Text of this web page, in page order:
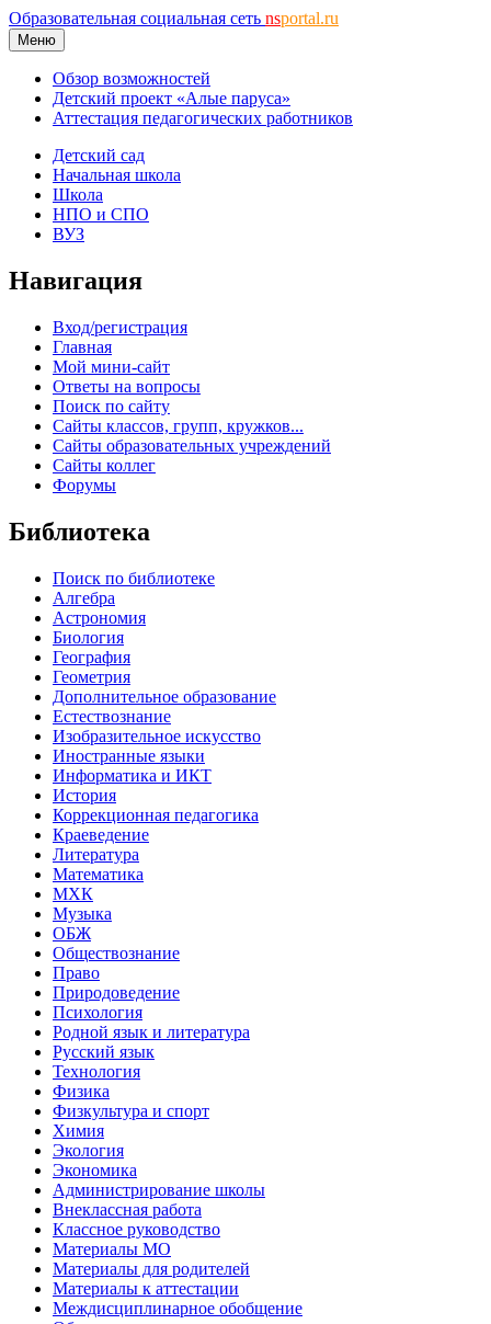
Образовательная социальная сеть nsportal.ru
Меню
Обзор возможностей
Детский проект «Алые паруса»
Аттестация педагогических работников
Детский сад
Начальная школа
Школа
НПО и СПО
ВУЗ
Навигация
Вход/регистрация
Главная
Мой мини-сайт
Ответы на вопросы
Поиск по сайту
Сайты классов, групп, кружков...
Сайты образовательных учреждений
Сайты коллег
Форумы
Библиотека
Поиск по библиотеке
Алгебра
Астрономия
Биология
География
Геометрия
Дополнительное образование
Естествознание
Изобразительное искусство
Иностранные языки
Информатика и ИКТ
История
Коррекционная педагогика
Краеведение
Литература
Математика
МХК
Музыка
ОБЖ
Обществознание
Право
Природоведение
Психология
Родной язык и литература
Русский язык
Технология
Физика
Физкультура и спорт
Химия
Экология
Экономика
Администрирование школы
Внеклассная работа
Классное руководство
Материалы МО
Материалы для родителей
Материалы к аттестации
Междисциплинарное обобщение